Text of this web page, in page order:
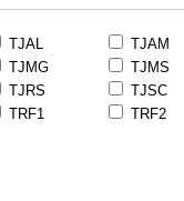
TJAL TJAM
TJMG TJMS
TJRS TJSC
TRF1 TRF2